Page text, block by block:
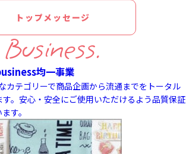
トップメッセージ
Business.
均一事業
カテゴリーで商品企画から流通までをトータル
。安心・安全にご使用いただけるよう品質保証
す。